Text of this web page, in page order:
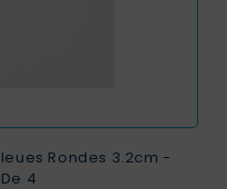
Rondes 3.2cm -
4